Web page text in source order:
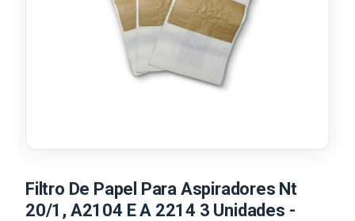
Filtro De Papel Para Aspiradores Nt
20/1, A2104 E A 2214 3 Unidades -